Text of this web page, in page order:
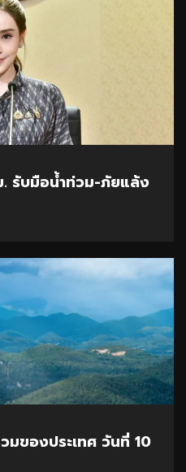
รับมือน้ำท่วม-ภัยแล้ง
มของประเทศ วันที่ 10